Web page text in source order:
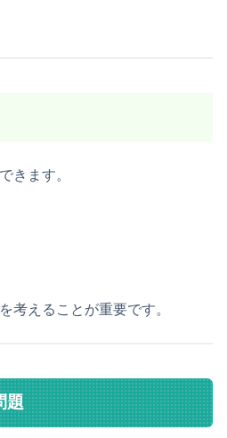
きます。
考えることが重要です。
題